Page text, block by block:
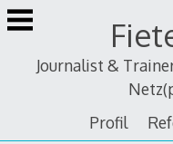
Zum
Inhalt
Journalist &
Profil